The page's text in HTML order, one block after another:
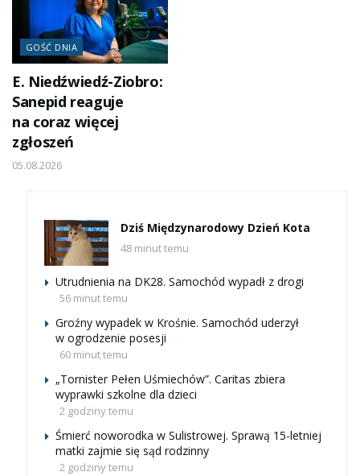
GOŚĆ DNIA
E. Niedźwiedź-Ziobro:
Sanepid reaguje
na coraz więcej
zgłoszeń
05.08.2026
Dziś Międzynarodowy Dzień Kota
48 minut temu
Utrudnienia na DK28. Samochód wypadł z drogi
56 minut temu
Groźny wypadek w Krośnie. Samochód uderzył
w ogrodzenie posesji
60 minut temu
„Tornister Pełen Uśmiechów”. Caritas zbiera
wyprawki szkolne dla dzieci
2 godziny temu
Śmierć noworodka w Sulistrowej. Sprawą 15-letniej
matki zajmie się sąd rodzinny
2 godziny temu